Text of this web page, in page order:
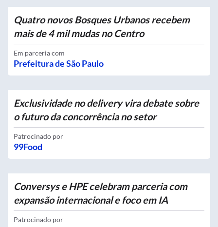
Quatro novos Bosques Urbanos recebem
mais de 4 mil mudas no Centro
Em parceria com
Prefeitura de São Paulo
Exclusividade no delivery vira debate sobre
o futuro da concorrência no setor
Patrocinado por
99Food
Conversys e HPE celebram parceria com
expansão internacional e foco em IA
Patrocinado por